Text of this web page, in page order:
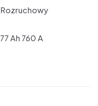
Rozruchowy
77 Ah 760 A